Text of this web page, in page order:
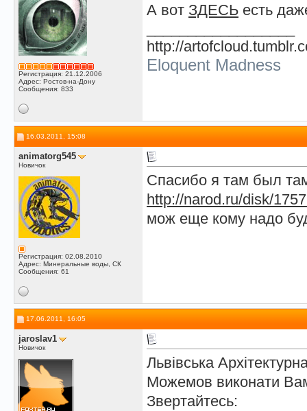
Регистрация: 21.12.2006
Адрес: Ростов-на-Дону
Сообщения: 833
А вот ЗДЕСЬ есть
http://
Eloquent Madness
16.03.2011, 15:08
animatorg545
Новичок
Регистрация: 02.08.2010
Адрес: Минеральные воды, СК
Сообщения: 61
Спасибо я там был
http://narod.ru/disk/
мож еще кому надо
17.06.2011, 16:05
jaroslav1
Новичок
Львівська
Можемов виконати
Звертайтесь: